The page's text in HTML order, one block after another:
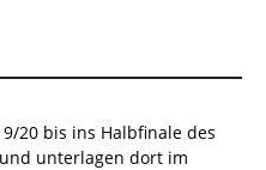
20 bis ins Halbfinale des
unterlagen dort im